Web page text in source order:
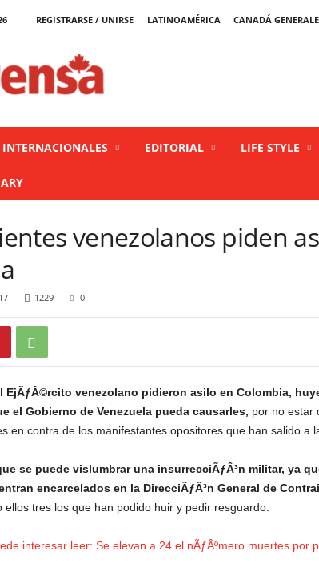
REGISTRARSE / UNIRSE LATINOAMÉRICA CANADÁ
INTERNACIONALES EDITORIAL LIFE STYLE
venezolanos piden
1229 0
EjÃƒÂ©rcito venezolano pidieron asilo en Colombia,
el Gobierno de Venezuela pueda causarles, por no estar
en contra de los manifestantes opositores que han salido a
se puede vislumbrar una insurrecciÃƒÂ³n militar, ya
encarcelados en la DirecciÃƒÂ³n General de
ellos tres los que han podido huir y pedir resguardo.
interesar leer: Se elevan a 24 el nÃƒÂºmero muertes por